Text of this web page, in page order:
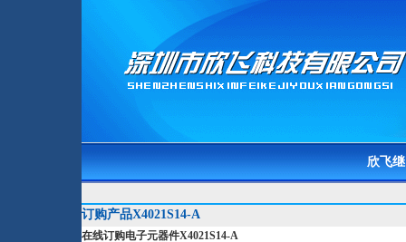
欣飞
订购产品X4021S14-A
在线订购电子元器件X4021S14-A